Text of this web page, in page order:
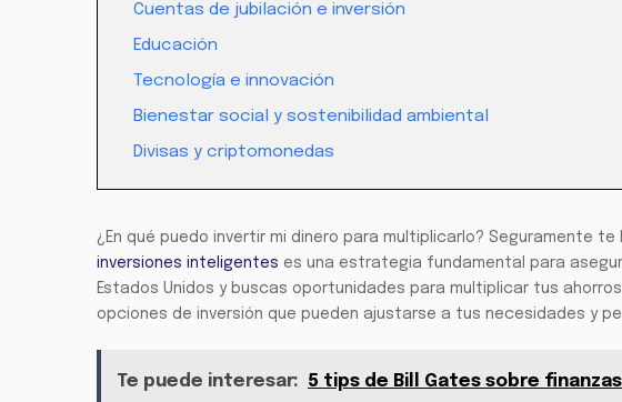
Cuentas de jubilación e inversión
Educación
Tecnología e innovación
Bienestar social y sostenibilidad ambiental
Divisas y criptomonedas
¿En qué puedo invertir mi dinero para multiplicarlo? Seguramente
inversiones inteligentes es una estrategia fundamental para
Estados Unidos y buscas oportunidades para multiplicar tus
opciones de inversión que pueden ajustarse a tus necesidades y
Te puede interesar: 5 tips de Bill Gates sobre